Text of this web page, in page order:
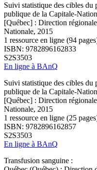
Suivi statistique des cibles du
publique de la Capitale-
[Québec] : Direction
Nationale, 2015
1 ressource en ligne (94
ISBN: 9782896162833
S2S3503
En ligne à BAnQ
Suivi statistique des cibles du
publique de la Capitale-
[Québec] : Direction
Nationale, 2015
1 ressource en ligne (25
ISBN: 9782896162857
S2S3503
En ligne à BAnQ
Transfusion sanguine :